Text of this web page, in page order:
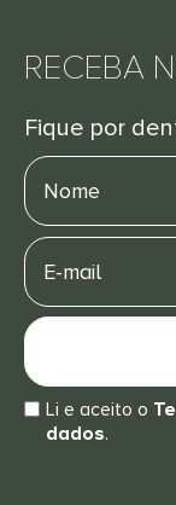
RECEBA
Fique por
Nome
E-
mail
Li e aceito o
dados.